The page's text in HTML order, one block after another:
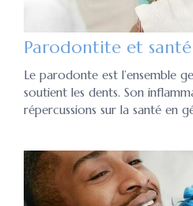
Parodontite et
Le parodonte est l’ensemble
soutient les dents. Son
répercussions sur la santé en